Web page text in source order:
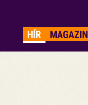
HÍR MAGAZIN